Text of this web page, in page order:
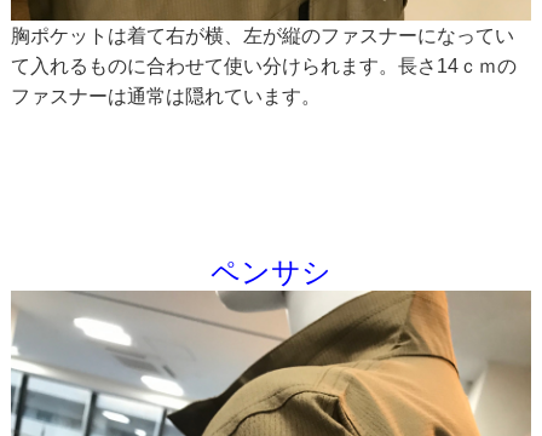
胸ポケットは着て右が横、左が縦のファスナーになってい
て入れるものに合わせて使い分けられます。長さ14ｃｍの
ファスナーは通常は隠れています。
ペンサシ